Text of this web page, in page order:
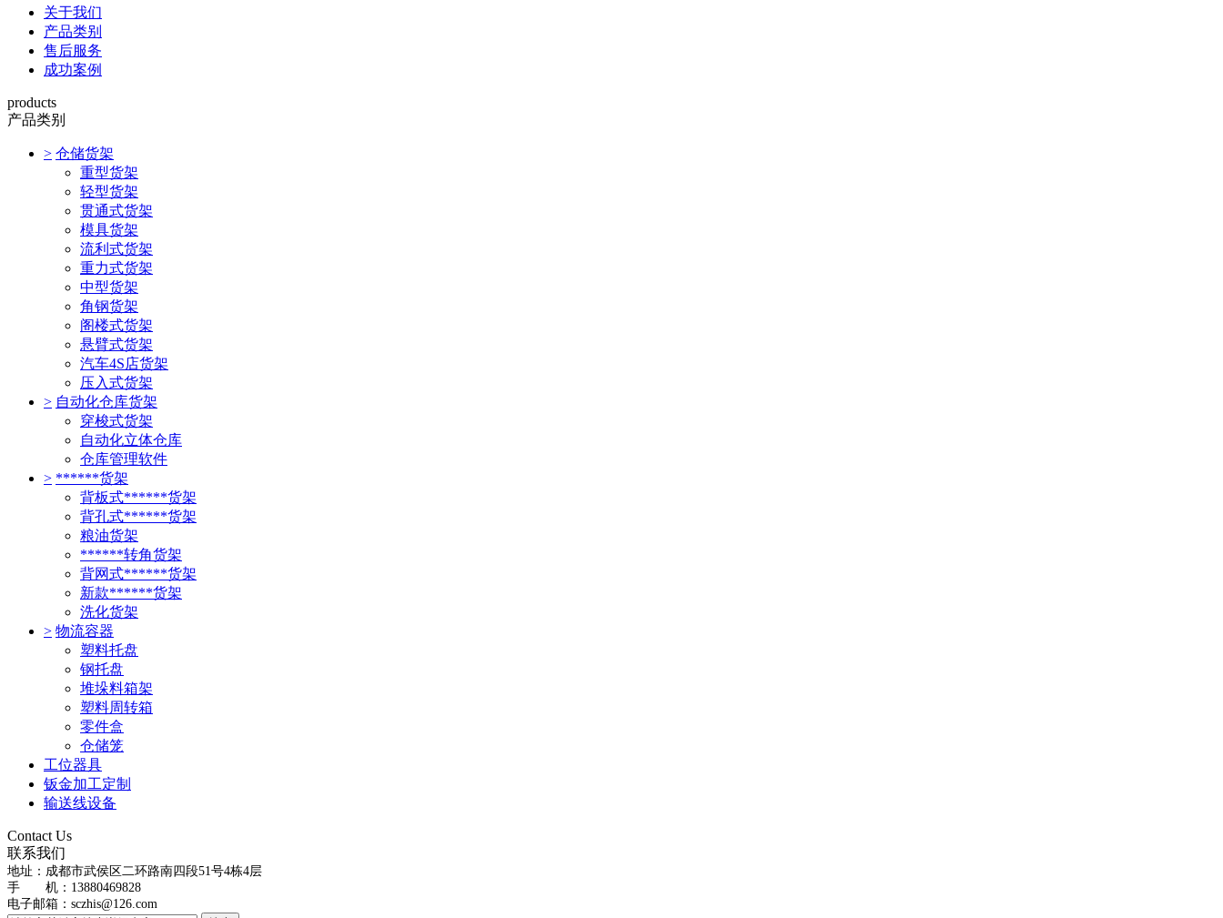
关于我们
产品类别
售后服务
成功案例
products
产品类别
> 仓储货架
重型货架
轻型货架
贯通式货架
模具货架
流利式货架
重力式货架
中型货架
角钢货架
阁楼式货架
悬臂式货架
汽车4S店货架
压入式货架
> 自动化仓库货架
穿梭式货架
自动化立体仓库
仓库管理软件
> ******货架
背板式******货架
背孔式******货架
粮油货架
******转角货架
背网式******货架
新款******货架
洗化货架
> 物流容器
塑料托盘
钢托盘
堆垛料箱架
塑料周转箱
零件盒
仓储笼
工位器具
钣金加工定制
输送线设备
Contact Us
联系我们
地址： 成都市武侯区二环路南四段51号4栋4层
手 机：13880469828
电子邮箱： sczhis@126.com